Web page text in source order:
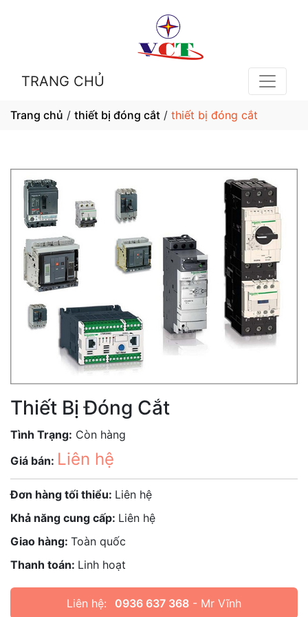
TRANG CHỦ
Trang chủ / thiết bị đóng cắt / thiết bị đóng cắt
Thiết Bị Đóng Cắt
Tình Trạng: Còn hàng
Giá bán: Liên hệ
Đơn hàng tối thiểu: Liên hệ
Khả năng cung cấp: Liên hệ
Giao hàng: Toàn quốc
Thanh toán: Linh hoạt
Liên hệ: 0936 637 368 - Mr Vĩnh